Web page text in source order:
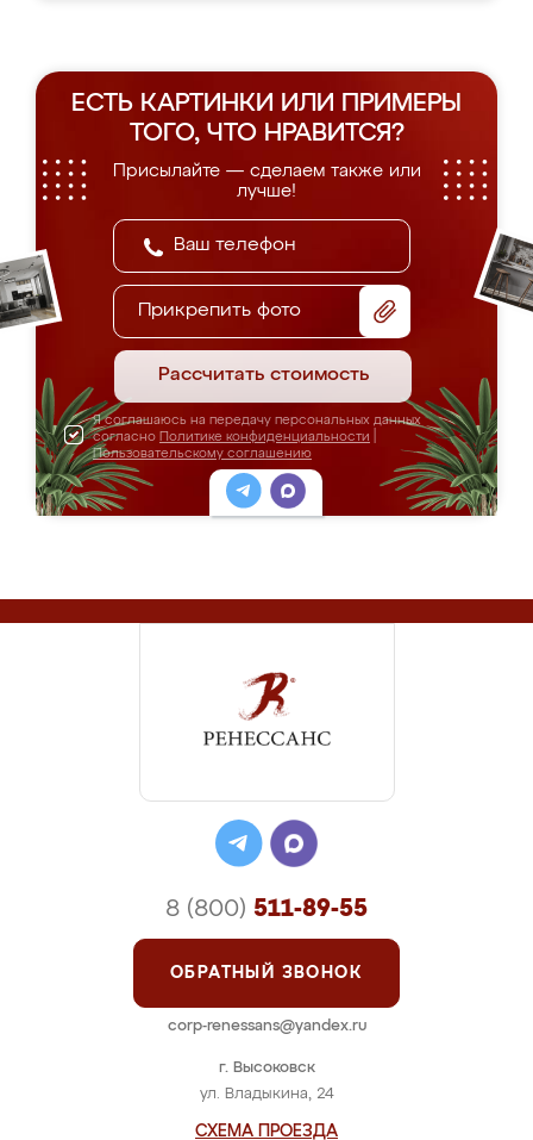
ЕСТЬ КАРТИНКИ ИЛИ ПРИМЕРЫ
ТОГО, ЧТО НРАВИТСЯ?
Присылайте — сделаем также или
лучше!
Прикрепить фото
Рассчитать стоимость
Я соглашаюсь на передачу персональных данных
согласно Политике конфиденциальности
Пользовательскому соглашению
г. Высоковск
ул. Владыкина, 24
СХЕМА ПРОЕЗДА
8 (800) 511-89-55
ОБРАТНЫЙ ЗВОНОК
corp-renessans@yandex.ru